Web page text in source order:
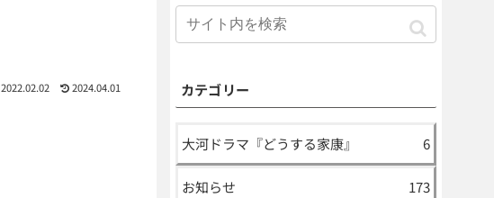
2022.02.02 2024.04.01 カテゴリー
大河ドラマ『どうする家康』 6
お知らせ 173